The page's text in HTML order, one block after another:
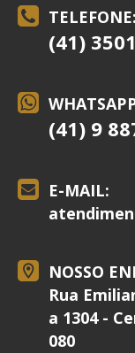
TELEFONE:
(41)
(41) 9
E-MAIL:
NOSSO
Rua
a 1304 -
080